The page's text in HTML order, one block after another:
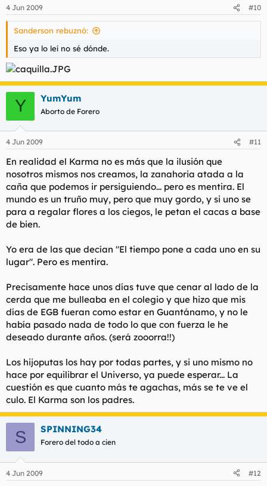
4 Jun 2009 #10
Sanderson rebuznó:
Eso ya lo leí no sé dónde.
Y YumYum
Aborto de Forero
4 Jun 2009 #11
En realidad el Karma no es más que la ilusión que
nosotros mismos nos creamos, la zanahoria atada a la
caña que podemos ir persiguiendo... pero es mentira. El
mundo es un truño muy, pero que muy gordo, y si uno se
para a regalar flores a los ciegos, le petan el cacas a base
de bien.
Yo era de las que decían "El tiempo pone a cada uno en su
lugar". Pero es mentira.
Precisamente hace unos días tuve que cenar al lado de la
cerda que me bulleaba en el colegio y que hizo que mis
días de EGB fueran como estar en Guantánamo, y no le
había pasado nada de todo lo que con fuerza le he
deseado durante años. (será zooorra!!)
Los hijoputas los hay por todas partes, y si uno mismo no
hace por equilibrar el Universo, ya puede esperar... La
cuestión es que cuanto más te agachas, más se te ve el
culo. El Karma son los padres.
S SPINNING34
Forero del todo a cien
4 Jun 2009 #12